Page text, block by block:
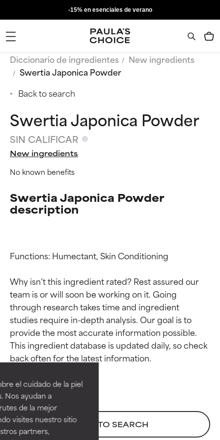
el cuidado de la piel
Nos ayudan a
de la mejor
visites nuestro sitio
partners,
-15% en esenciales de verano
Diccionario de ingredientes
New ingredients
Swertia Japonica Powder
Back to search
Swertia Japonica Powder
SIN CALIFICAR
New ingredients
No known benefits
Swertia Japonica Powder
description
Functions: Humectant, Skin Conditioning
Why isn’t this ingredient rated? Rest assured our
team is or will soon be working on it. Going
through research takes time and ingredient
studies require in-depth analysis. Our goal is to
provide the most accurate information possible.
This ingredient database is updated daily, so check
BACK TO SEARCH
Calificaciones de
ingredientes
EXCELENTE
Ingrediente sobresaliente con
beneficios reales para la piel. Su
eficacia está demostrada y
respaldada por estudios
Calificaciones de
ingredientes
EXCELENTE
Ingrediente sobresaliente con
beneficios reales para la piel. Su
eficacia está demostrada y
respaldada por estudios